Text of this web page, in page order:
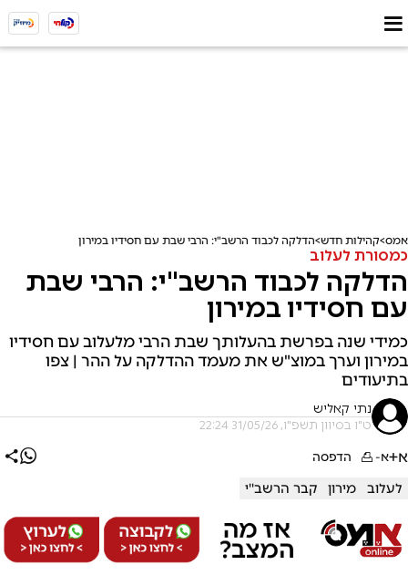
אמס קהילות חדש הדלקה לכבוד הרשב"י: הרבי שבת עם חסידיו במירון
כמסורת לעלוב
הדלקה לכבוד הרשב"י: הרבי שבת
עם חסידיו במירון
כמידי שנה בפרשת בהעלותך שבת הרבי מלעלוב עם חסידיו
במירון וערך במוצ"ש את מעמד ההדלקה על ההר | צפו
בתיעודים
נתי קאליש
ט"ו בסיוון תשפ"ו, 31/05/26 22:24
א+א- הדפסה
לעלוב מירון קבר הרשב''י